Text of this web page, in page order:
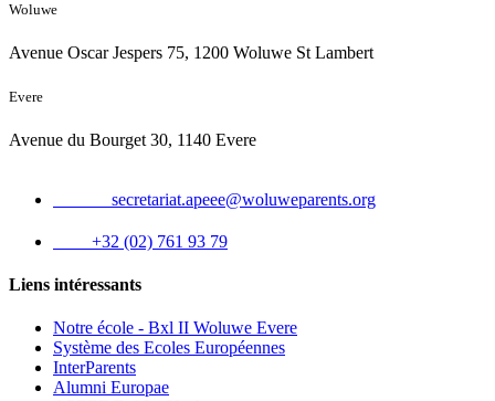
Woluwe
Avenue Oscar Jespers 75, 1200 Woluwe St Lambert
Evere
Avenue du Bourget 30, 1140 Evere
secretariat.apeee@woluweparents.org
+32 (02) 761 93 79
Liens intéressants
Notre école - Bxl II Woluwe Evere
Système des Ecoles Européennes
InterParents
Alumni Europae